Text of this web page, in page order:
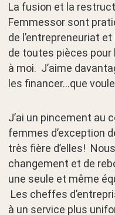
La fusion et la
Femmessor sont
de l’entrepreneuriat
de toutes pièces pour
à moi. J’aime
les financer…que
J’ai un pincement au
femmes d’exception
très fière d’elles!
changement et de
une seule et même
Les cheffes
à un service plus